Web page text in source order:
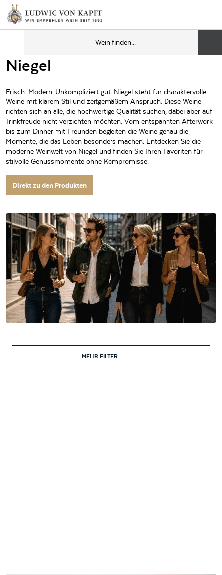
Niegel
Frisch. Modern. Unkompliziert gut. Niegel steht für charaktervolle
Weine mit klarem Stil und zeitgemäßem Anspruch. Diese Weine
richten sich an alle, die hochwertige Qualität suchen, dabei aber auf
Trinkfreude nicht verzichten möchten. Vom entspannten Afterwork
bis zum Dinner mit Freunden begleiten die Weine genau die
Momente, die das Leben besonders machen. Entdecken Sie die
moderne Weinwelt von Niegel und finden Sie Ihren Favoriten für
stilvolle Genussmomente ohne Kompromisse.
Direkt zu den Produkten
MEHR FILTER